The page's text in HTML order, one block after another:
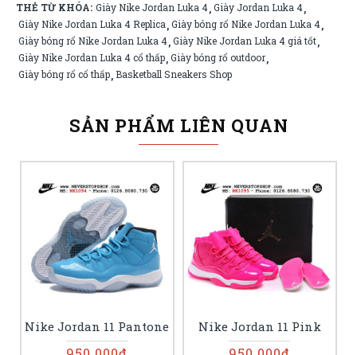
THẺ TỪ KHÓA: Giày Nike Jordan Luka 4,Giày Jordan Luka 4,
Giày Nike Jordan Luka 4 Replica,Giày bóng rổ Nike Jordan Luka 4,
Giày bóng rổ Nike Jordan Luka 4,Giày Nike Jordan Luka 4 giá tốt,
Giày Nike Jordan Luka 4 cổ thấp,Giày bóng rổ outdoor,
Giày bóng rổ cổ thấp,Basketball Sneakers Shop
SẢN PHẨM LIÊN QUAN
Nike Jordan 11 Pantone Nike Jordan 11 Pink